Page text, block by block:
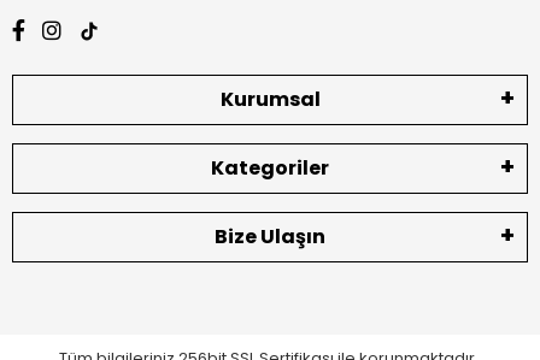
Kurumsal
Kategoriler
Bize Ulaşın